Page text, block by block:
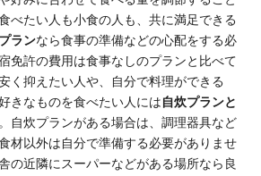
べたい人も小食の人も、共に満足できる
ランなら食事の準備などの心配をする必
免許の費用は食事なしのプランと比べて
く抑えたい人や、自分で料理ができる
きなものを食べたい人には自炊プランと
自炊プランがある場合は、調理器具など
材以外は自分で準備する必要がありませ
の近隣にスーパーなどがある場所なら良